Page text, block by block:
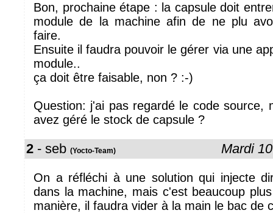
Bon, prochaine étape : la capsule doit
module de la machine afin de ne plu
faire.
Ensuite il faudra pouvoir le gérer via une
module..
ça doit être faisable, non ? :-)
Question: j'ai pas regardé le code source,
avez géré le stock de capsule ?
2 - seb (Yocto-Team) Mardi
On a réfléchi à une solution qui injecte
dans la machine, mais c'est beaucoup
manière, il faudra vider à la main le bac de